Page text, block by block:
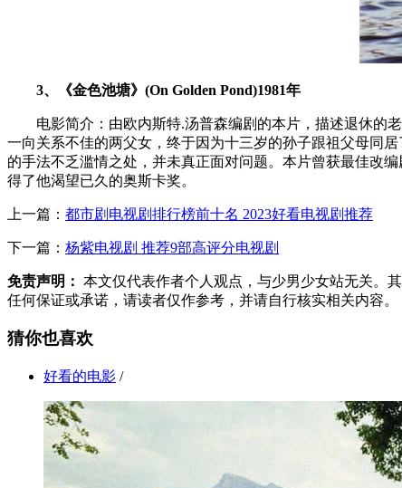
3、《金色池塘》(On Golden Pond)1981年
电影简介：由欧内斯特.汤普森编剧的本片，描述退休的老
一向关系不佳的两父女，终于因为十三岁的孙子跟祖父母同
的手法不乏滥情之处，并未真正面对问题。本片曾获最佳改
得了他渴望已久的奥斯卡奖。
上一篇： 都市剧电视剧排行榜前十名 2023好看电视剧推荐
下一篇： 杨紫电视剧 推荐9部高评分电视剧
免责声明： 本文仅代表作者个人观点，与少男少女站无关。
任何保证或承诺，请读者仅作参考，并请自行核实相关内容。
猜你也喜欢
好看的电影 /